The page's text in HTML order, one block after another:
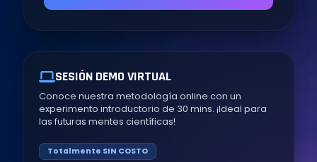
SESIÓN DEMO VIRTUAL
Conoce nuestra metodología online con un
experimento introductorio de 30 mins. ¡Ideal para
las futuras mentes científicas!
Totalmente SIN COSTO